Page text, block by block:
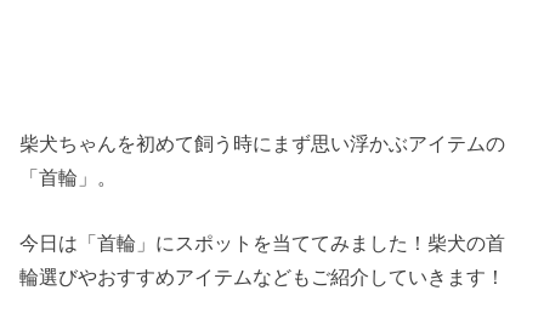
柴犬ちゃんを初めて飼う時にまず思い浮かぶアイテムの
「首輪」。
今日は「首輪」にスポットを当ててみました！柴犬の首
輪選びやおすすめアイテムなどもご紹介していきます！